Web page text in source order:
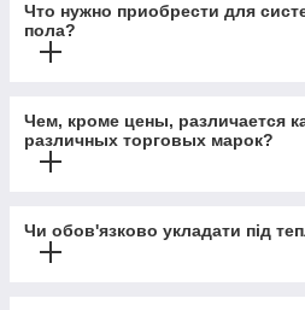
Что нужно приобрести для
пола?
Чем, кроме цены, различается
различных торговых марок?
Чи обов'язково укладати під